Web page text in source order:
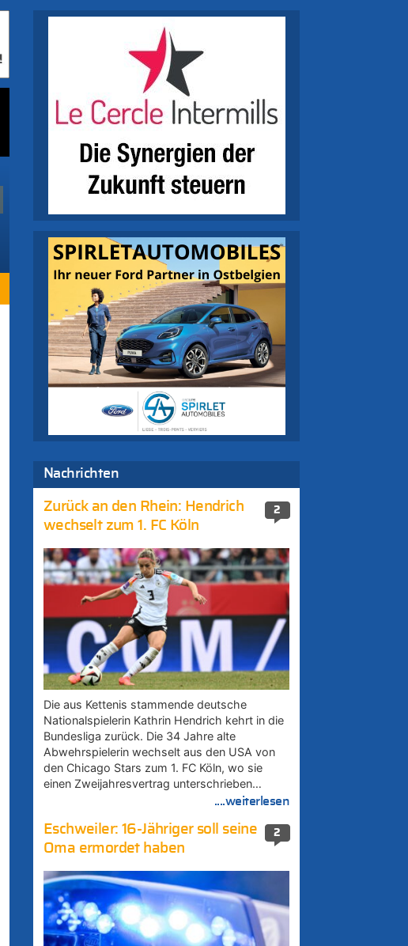
Nachrichten
2
Zurück an den Rhein: Hendrich
wechselt zum 1. FC Köln
Die aus Kettenis stammende deutsche
Nationalspielerin Kathrin Hendrich kehrt in die
Bundesliga zurück. Die 34 Jahre alte
Abwehrspielerin wechselt aus den USA von
den Chicago Stars zum 1. FC Köln, wo sie
einen Zweijahresvertrag unterschrieben…
....weiterlesen
2
Eschweiler: 16-Jähriger soll seine
Oma ermordet haben